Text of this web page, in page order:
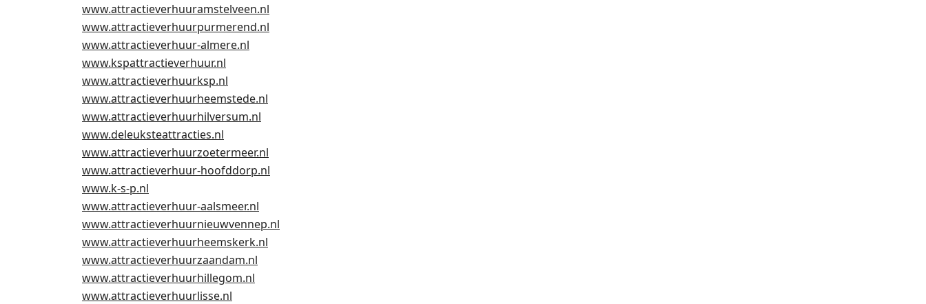
www.attractieverhuuramstelveen.nl
www.attractieverhuurpurmerend.nl
www.attractieverhuur-almere.nl
www.kspattractieverhuur.nl
www.attractieverhuurksp.nl
www.attractieverhuurheemstede.nl
www.attractieverhuurhilversum.nl
www.deleuksteattracties.nl
www.attractieverhuurzoetermeer.nl
www.attractieverhuur-hoofddorp.nl
www.k-s-p.nl
www.attractieverhuur-aalsmeer.nl
www.attractieverhuurnieuwvennep.nl
www.attractieverhuurheemskerk.nl
www.attractieverhuurzaandam.nl
www.attractieverhuurhillegom.nl
www.attractieverhuurlisse.nl